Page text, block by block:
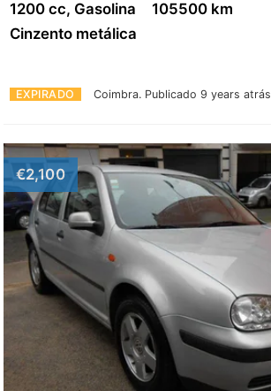
EXPIRADO Coimbra. Publicado 9 years atrás
1200 cc, Gasolina
105500 km
Cinzento metálica
€2,100